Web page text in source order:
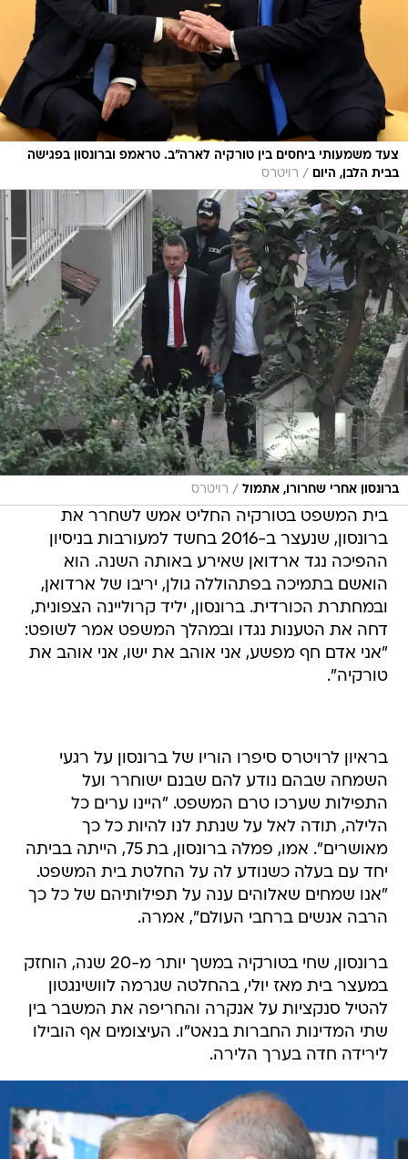
צעד משמעותי ביחסים בין טורקיה לארה"ב. טראמפ וברונסון בפגישה
בבית הלבן, היום
/ רויטרס
ברונסון אחרי שחרורו, אתמול / רויטרס
בית המשפט בטורקיה החליט אמש לשחרר את
ברונסון, שנעצר ב-2016 בחשד למעורבות בניסיון
ההפיכה נגד ארדואן שאירע באותה השנה. הוא
הואשם בתמיכה בפתהוללה גולן, יריבו של ארדואן,
ובמחתרת הכורדית. ברונסון, יליד קרוליינה הצפונית,
דחה את הטענות נגדו ובמהלך המשפט אמר לשופט:
"אני אדם חף מפשע, אני אוהב את ישו, אני אוהב את
טורקיה".
בראיון לרויטרס סיפרו הוריו של ברונסון על רגעי
השמחה שבהם נודע להם שבנם ישוחרר ועל
התפילות שערכו טרם המשפט. "היינו ערים כל
הלילה, תודה לאל על שנתת לנו להיות כל כך
מאושרים". אמו, פמלה ברונסון, בת 75, הייתה בביתה
יחד עם בעלה כשנודע לה על החלטת בית המשפט.
"אנו שמחים שאלוהים ענה על תפילותיהם של כל כך
הרבה אנשים ברחבי העולם", אמרה.
ברונסון, שחי בטורקיה במשך יותר מ-20 שנה, הוחזק
במעצר בית מאז יולי, בהחלטה שגרמה לוושינגטון
להטיל סנקציות על אנקרה והחריפה את המשבר בין
שתי המדינות החברות בנאט"ו. העיצומים אף הובילו
לירידה חדה בערך הלירה.